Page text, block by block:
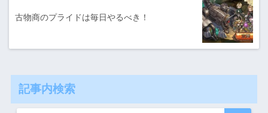
古物商のプライドは毎日やるべき！
記事内検索